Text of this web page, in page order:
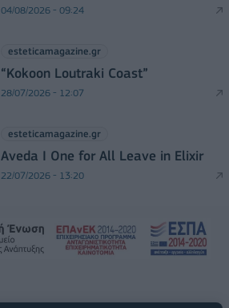
04/08/2026 - 09:24
esteticamagazine.gr
“Kokoon Loutraki Coast”
28/07/2026 - 12:07
esteticamagazine.gr
Aveda I One for All Leave in Elixir
22/07/2026 - 13:20